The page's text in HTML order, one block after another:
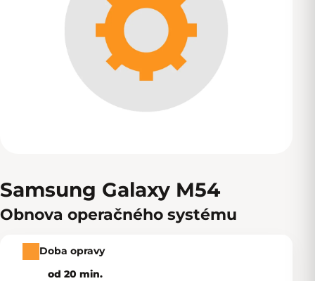
Samsung Galaxy M54
Obnova operačného systému
Doba opravy
od 20 min.